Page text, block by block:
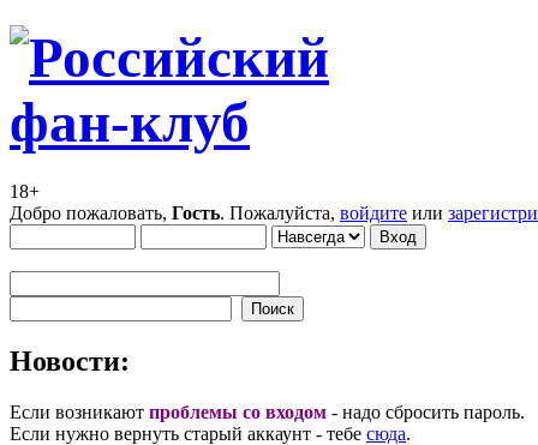
18+
Добро пожаловать, Гость. Пожалуйста, войдите или
Новости:
Если возникают проблемы со входом - надо сбросить пароль.
Если нужно вернуть старый аккаунт - тебе сюда.